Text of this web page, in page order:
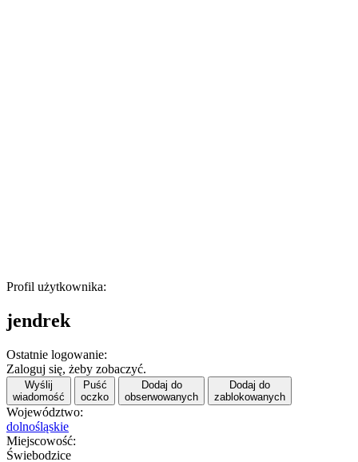
Profil użytkownika:
jendrek
Ostatnie logowanie:
Zaloguj się, żeby zobaczyć.
Wyślij
wiadomość
Puść
oczko
Dodaj do
obserwowanych
Dodaj do
zablokowanych
Województwo:
dolnośląskie
Miejscowość:
Świebodzice